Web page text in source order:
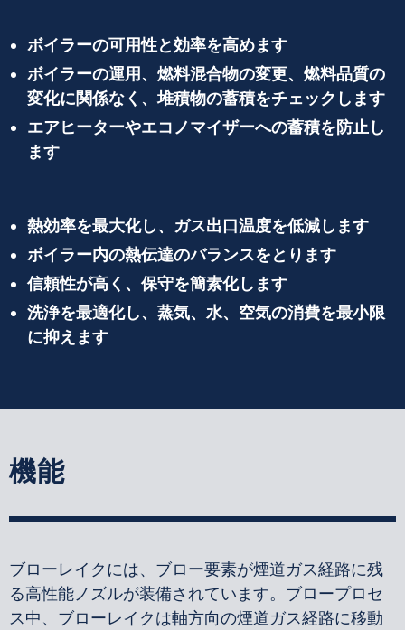
ボイラーの可用性と効率を高めます
ボイラーの運用、燃料混合物の変更、燃料品質の
変化に関係なく、堆積物の蓄積をチェックします
エアヒーターやエコノマイザーへの蓄積を防止し
ます
熱効率を最大化し、ガス出口温度を低減します
ボイラー内の熱伝達のバランスをとります
信頼性が高く、保守を簡素化します
洗浄を最適化し、蒸気、水、空気の消費を最小限
に抑えます
機能
ブローレイクには、ブロー要素が煙道ガス経路に残
る高性能ノズルが装備されています。ブロープロセ
ス中、ブローレイクは軸方向の煙道ガス経路に移動